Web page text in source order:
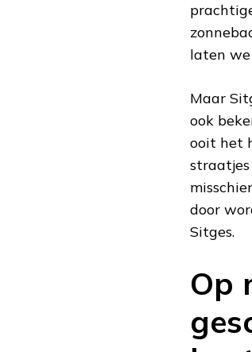
laten
Maar
ook
ooit het
straatjes
door
Sitges.
Op